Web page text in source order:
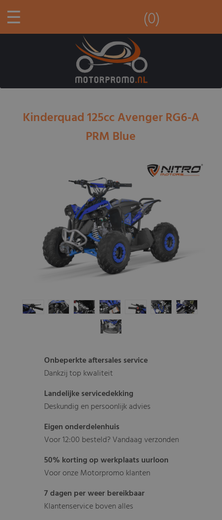
☰ (0)
Kinderquad 125cc Avenger RG6-A
PRM Blue
Onbeperkte aftersales service
Dankzij top kwaliteit
Landelijke servicedekking
Deskundig en persoonlijk advies
Eigen onderdelenhuis
Voor 12:00 besteld? Vandaag verzonden
50% korting op werkplaats uurloon
Voor onze Motorpromo klanten
7 dagen per weer bereikbaar
Klantenservice boven alles